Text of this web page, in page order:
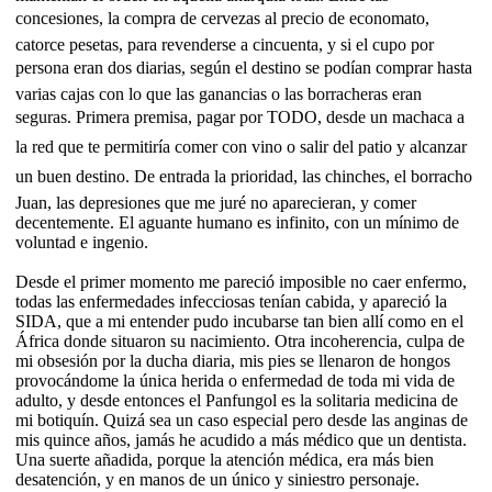
concesiones, la compra de cervezas al precio de economato,
catorce pesetas, para revenderse a cincuenta, y si el cupo por
persona eran dos diarias, según el destino se podían comprar hasta
varias cajas con lo que las ganancias o las borracheras eran
seguras. Primera premisa, pagar por TODO, desde un machaca a
la red que te permitiría comer con vino o salir del patio y alcanzar
un buen destino. De entrada la prioridad, las chinches, el borracho
Juan, las depresiones que me juré no aparecieran, y comer
decentemente. El aguante humano es infinito, con un mínimo de
voluntad e ingenio.
Desde el primer momento me pareció imposible no caer enfermo,
todas las enfermedades infecciosas tenían cabida, y apareció la
SIDA, que a mi entender pudo incubarse tan bien allí como en el
África donde situaron su nacimiento. Otra incoherencia, culpa de
mi obsesión por la ducha diaria, mis pies se llenaron de hongos
provocándome la única herida o enfermedad de toda mi vida de
adulto, y desde entonces el Panfungol es la solitaria medicina de
mi botiquín. Quizá sea un caso especial pero desde las anginas de
mis quince años, jamás he acudido a más médico que un dentista.
Una suerte añadida, porque la atención médica, era más bien
desatención, y en manos de un único y siniestro personaje.